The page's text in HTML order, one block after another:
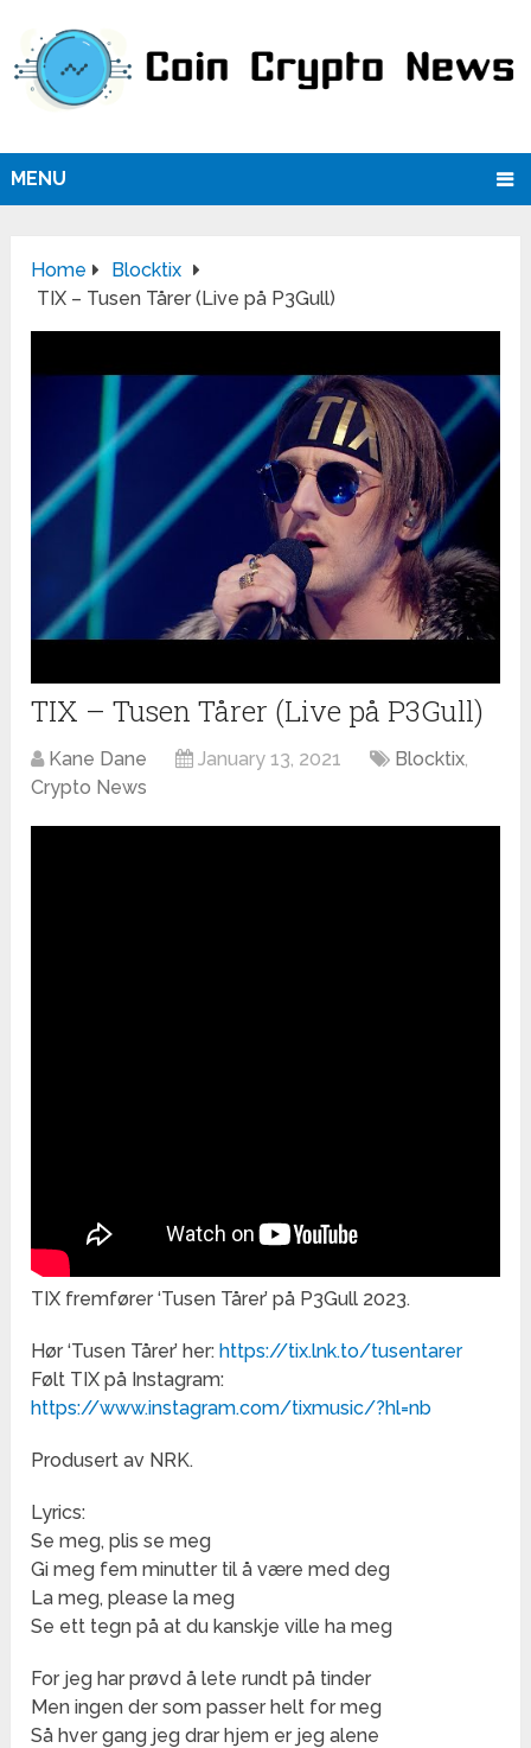
MENU
Home
Blocktix
TIX – Tusen Tårer (Live på P3Gull)
TIX – Tusen Tårer (Live på P3Gull)
Kane Dane January 13, 2021 Blocktix,
Crypto News
TIX fremfører ‘Tusen Tårer’ på P3Gull 2023.
Hør ‘Tusen Tårer’ her:https://tix.lnk.to/tusentarer
Følt TIX på Instagram:
https://www.instagram.com/tixmusic/?hl=nb
Produsert av NRK.
Lyrics:
Se meg, plis se meg
Gi meg fem minutter til å være med deg
La meg, please la meg
Se ett tegn på at du kanskje ville ha meg
For jeg har prøvd å lete rundt på tinder
Men ingen der som passer helt for meg
Så hver gang jeg drar hjem er jeg alene